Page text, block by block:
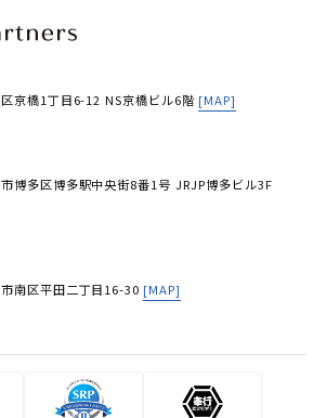
京橋1丁目6-12 NS京橋ビル6階 [MAP]
博多区博多駅中央街8番1号 JRJP博多ビル3F
南区平田二丁目16-30 [MAP]